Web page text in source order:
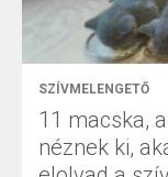
SZÍVMELENGETŐ
11 macska,
néznek ki,